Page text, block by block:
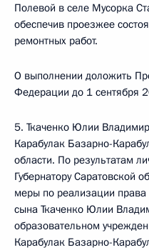
Полевой в селе Мусорка
обеспечив проезжее
ремонтных работ.
О выполнении доложить
Федерации до 1 сентября
5. Ткаченко Юлии
Карабулак Базарно-
области. По результатам
Губернатору Саратовской
меры по реализации
сына Ткаченко Юлии
образовательном
Карабулак Базарно-